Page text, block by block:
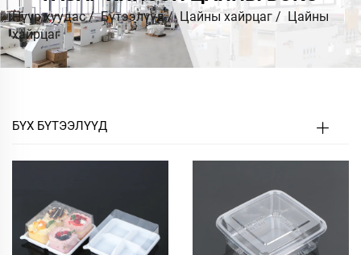
Нүүр хуудас/Бүтээлүүд/Цайны хайрцаг / Цайны
хайрцаг
БҮХ БҮТЭЭЛҮҮД